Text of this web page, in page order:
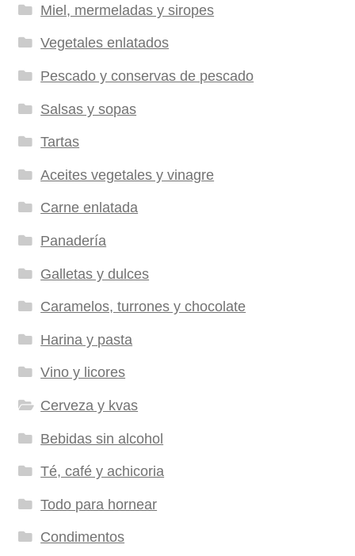
Miel, mermeladas y siropes
Vegetales enlatados
Pescado y conservas de pescado
Salsas y sopas
Tartas
Aceites vegetales y vinagre
Carne enlatada
Panadería
Galletas y dulces
Caramelos, turrones y chocolate
Harina y pasta
Vino y licores
Cerveza y kvas
Bebidas sin alcohol
Té, café y achicoria
Todo para hornear
Condimentos